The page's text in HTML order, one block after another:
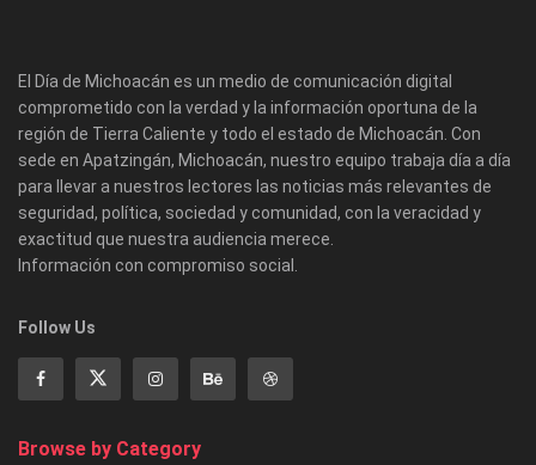
El Día de Michoacán es un medio de comunicación digital
comprometido con la verdad y la información oportuna de la
región de Tierra Caliente y todo el estado de Michoacán. Con
sede en Apatzingán, Michoacán, nuestro equipo trabaja día a día
para llevar a nuestros lectores las noticias más relevantes de
seguridad, política, sociedad y comunidad, con la veracidad y
exactitud que nuestra audiencia merece.
Información con compromiso social.
Follow Us
Browse by Category